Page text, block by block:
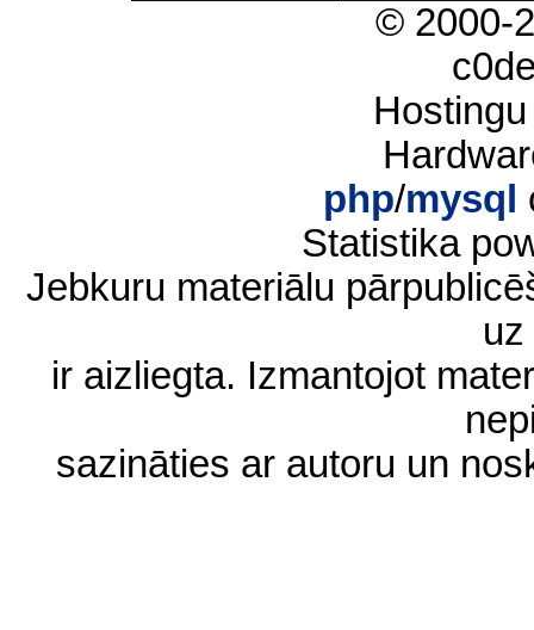
© 2000-
php/mysql
Statistika
Jebkuru materiālu
ir aizliegta. Izmantojot
sazināties ar autoru un